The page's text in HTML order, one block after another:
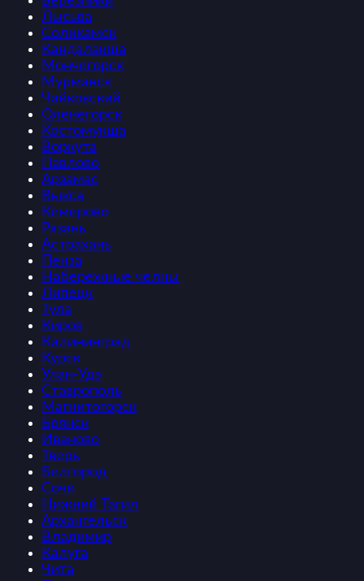
Лысьва
Соликамск
Кандалакша
Мончегорск
Мурманск
Чайковский
Оленегорск
Костомукша
Воркута
Павлово
Арзамас
Выкса
Кемерово
Рязань
Астрахань
Пенза
Набережные челны
Липецк
Тула
Киров
Калининград
Курск
Улан-Удэ
Ставрополь
Магнитогорск
Брянск
Иваново
Тверь
Белгород
Сочи
Нижний Тагил
Архангельск
Владимир
Калуга
Чита